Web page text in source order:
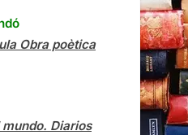
Obra poètica
Diarios